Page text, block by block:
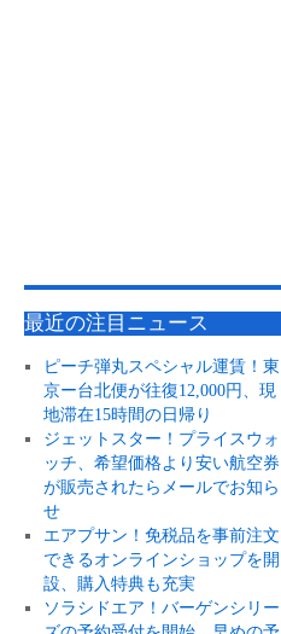
最近の注目ニュース
ピーチ弾丸スペシャル運賃！東
京ー台北便が往復12,000円、現
地滞在15時間の日帰り
ジェットスター！プライスウォ
ッチ、希望価格より安い航空券
が販売されたらメールでお知ら
せ
エアプサン！免税品を事前注文
できるオンラインショップを開
設、購入特典も充実
ソラシドエア！バーゲンシリー